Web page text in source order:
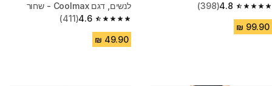
4.8
4.8 out of 5 stars from 398 reviews
(398)
לנשים, דגם Coolmax - שחור
4.6
4.6 out of 5 stars from 411 reviews
(411)